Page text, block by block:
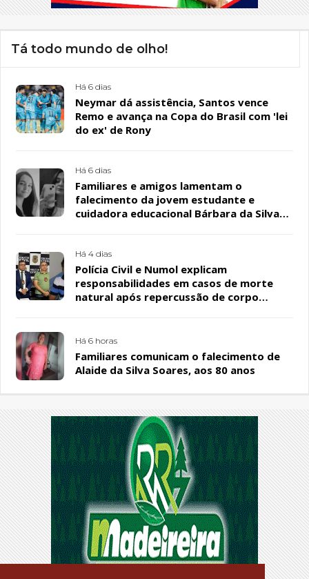
Tá todo mundo de olho!
Há 6 dias
Neymar dá assistência, Santos vence
Remo e avança na Copa do Brasil com 'lei
do ex' de Rony
Há 6 dias
Familiares e amigos lamentam o
falecimento da jovem estudante e
cuidadora educacional Bárbara da Silva
Há 4 dias
Polícia Civil e Numol explicam
responsabilidades em casos de morte
natural após repercussão de corpo
Há 6 horas
Familiares comunicam o falecimento de
Alaide da Silva Soares, aos 80 anos